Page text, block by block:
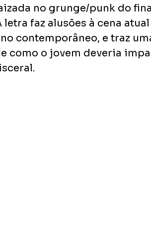
no grunge/punk do
letra faz alusões à cena
contemporâneo, e traz
como o jovem deveria